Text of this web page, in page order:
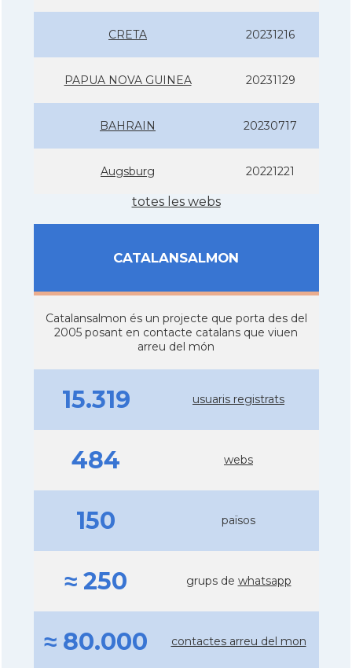
CRETA 20231216
PAPUA NOVA GUINEA 20231129
BAHRAIN 20230717
Augsburg 20221221
totes les webs
CATALANSALMON
Catalansalmon és un projecte que porta des del
2005 posant en contacte catalans que viuen
arreu del món
15.319 usuaris registrats
484 webs
150 països
≈ 250 grups de whatsapp
≈ 80.000 contactes arreu del mon